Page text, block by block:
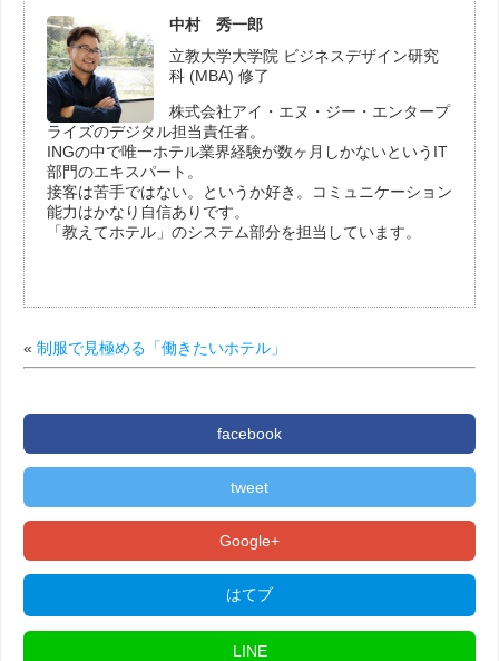
中村 秀一郎
立教大学大学院 ビジネスデザイン研究
科 (MBA) 修了
株式会社アイ・エヌ・ジー・エンタープ
ライズのデジタル担当責任者。
INGの中で唯一ホテル業界経験が数ヶ月しかないというIT
部門のエキスパート。
接客は苦手ではない。というか好き。コミュニケーション
能力はかなり自信ありです。
「教えてホテル」のシステム部分を担当しています。
« 制服で見極める「働きたいホテル」
facebook
tweet
Google+
はてブ
LINE